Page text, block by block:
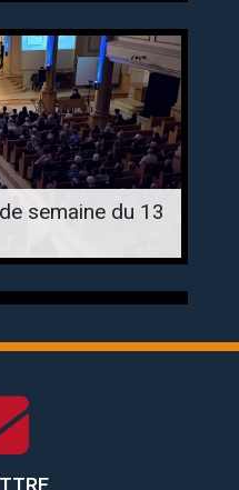
semaine du 13